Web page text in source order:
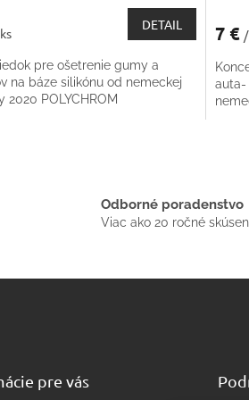
DETAIL
pre ošetrenie gumy a
na báze silikónu od nemeckej
2020 POLYCHROM
7 €
auta-
Odborné poradenstvo
Viac ako 20 ročné
pre vás